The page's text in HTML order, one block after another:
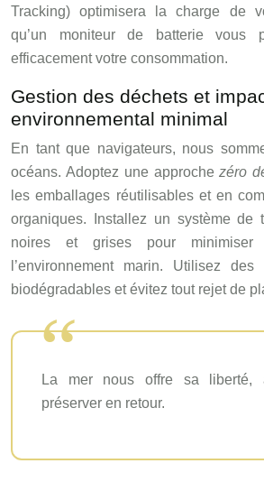
Tracking) optimisera la charge de
qu’un moniteur de batterie vous
efficacement votre consommation.
Gestion des déchets et
environnemental minimal
En tant que navigateurs, nous
océans. Adoptez une approchezéro
les emballages réutilisables et en
organiques. Installez un système de
noires et grises pour
l’environnement marin. Utilisez des
biodégradables et évitez tout rejet de
La mer nous offre sa
préserver en retour.